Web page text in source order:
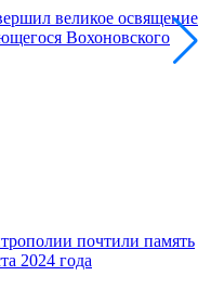
великое освящение
Вохоновского
почтили память
2024 года